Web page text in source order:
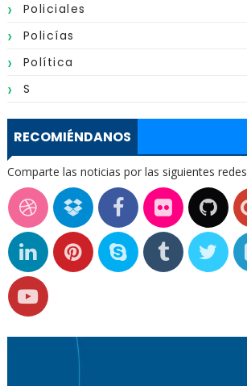
Policiales
Policías
Política
S
RECOMIÉNDANOS
Comparte las noticias por las siguientes redes